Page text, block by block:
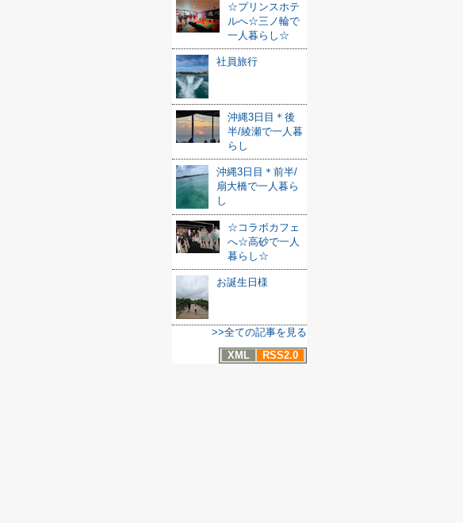
☆プリンスホテ
ルへ☆三ノ輪で
一人暮らし☆
社員旅行
沖縄3日目＊後
半/綾瀬で一人暮
らし
沖縄3日目＊前半/
扇大橋で一人暮ら
し
☆コラボカフェ
へ☆高砂で一人
暮らし☆
お誕生日様
>>全ての記事を見る
XML
RSS2.0